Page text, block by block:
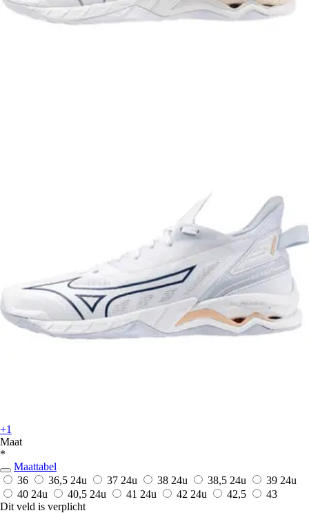
+1
Maat
*
Maattabel
36
36,5 24u 37 24u 38 24u 38,5 24u 39 24u
40 24u 40,5 24u 41 24u 42 24u 42,5
43
Dit veld is verplicht